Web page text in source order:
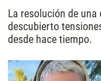
La resolución de
descubierto
desde hace tiempo.